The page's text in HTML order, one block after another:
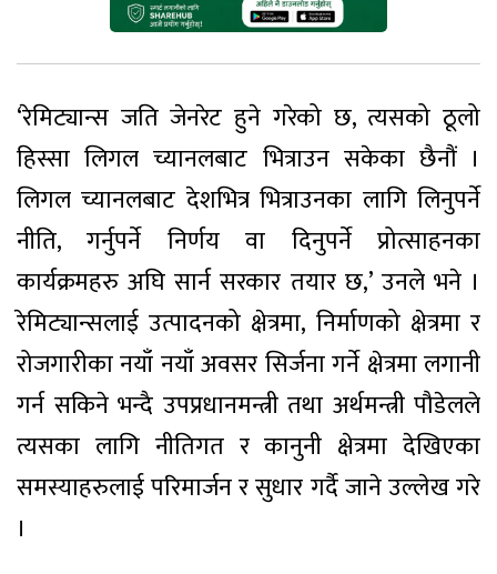
‘रेमिट्यान्स जति जेनरेट हुने गरेको छ, त्यसको ठूलो
हिस्सा लिगल च्यानलबाट भित्राउन सकेका छैनौं ।
लिगल च्यानलबाट देशभित्र भित्राउनका लागि लिनुपर्ने
नीति, गर्नुपर्ने निर्णय वा दिनुपर्ने प्रोत्साहनका
कार्यक्रमहरु अघि सार्न सरकार तयार छ,’ उनले भने ।
रेमिट्यान्सलाई उत्पादनको क्षेत्रमा, निर्माणको क्षेत्रमा र
रोजगारीका नयाँ नयाँ अवसर सिर्जना गर्ने क्षेत्रमा लगानी
गर्न सकिने भन्दै उपप्रधानमन्त्री तथा अर्थमन्त्री पौडेलले
त्यसका लागि नीतिगत र कानुनी क्षेत्रमा देखिएका
समस्याहरुलाई परिमार्जन र सुधार गर्दै जाने उल्लेख गरे
।